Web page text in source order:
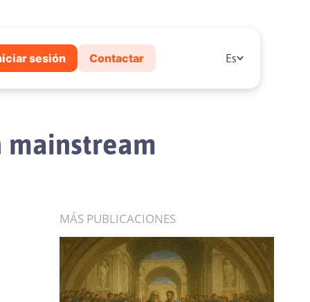
sesión Contactar Es
mainstream
MÁS PUBLICACIONES